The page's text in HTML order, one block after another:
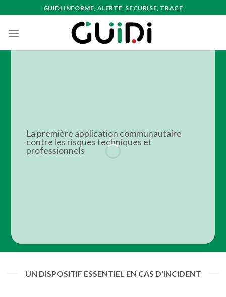
content
GUIDI INFORME, ALERTE, SECURISE, TRACE
La première application communautaire
contre les risques techniques et
professionnels
UN DISPOSITIF ESSENTIEL EN CAS D'INCIDENT